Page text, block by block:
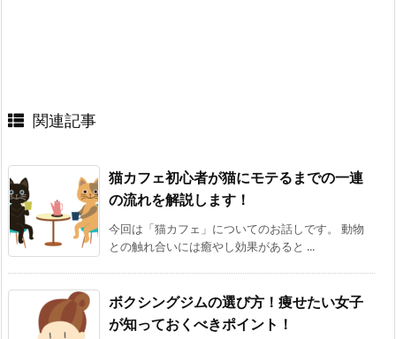
関連記事
猫カフェ初心者が猫にモテるまでの一連
の流れを解説します！
今回は「猫カフェ」についてのお話しです。 動物
との触れ合いには癒やし効果があると ...
ボクシングジムの選び方！痩せたい女子
が知っておくべきポイント！